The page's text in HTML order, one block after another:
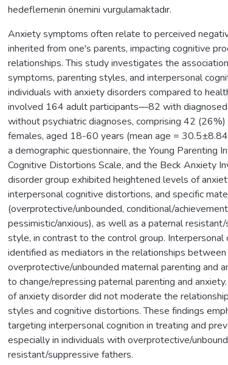
hedeflemenin önemini vurgulamaktadır.
Anxiety symptoms often relate to perceived
inherited from one's parents, impacting cognitive
relationships. This study investigates the
symptoms, parenting styles, and interpersonal
individuals with anxiety disorders compared to
involved 164 adult participants—82 with
without psychiatric diagnoses, comprising 42
females, aged 18-60 years (mean age =
a demographic questionnaire, the Young Parenting
Cognitive Distortions Scale, and the Beck Anxiety
disorder group exhibited heightened levels of
interpersonal cognitive distortions, and specific
(overprotective/unbounded, conditional/
pessimistic/anxious), as well as a paternal
style, in contrast to the control group.
identified as mediators in the relationships between
overprotective/unbounded maternal parenting and
to change/repressing paternal parenting and
of anxiety disorder did not moderate the
styles and cognitive distortions. These findings
targeting interpersonal cognition in treating and
especially in individuals with overprotective/
resistant/suppressive fathers.